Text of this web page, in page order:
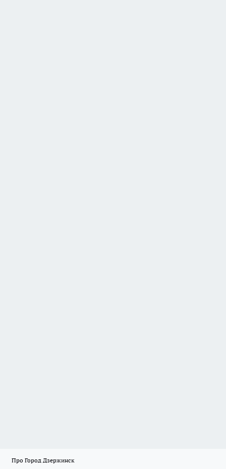
Про Город Дзержинск